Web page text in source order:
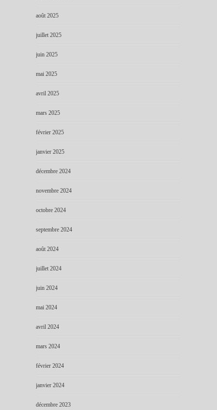
août 2025
juillet 2025
juin 2025
mai 2025
avril 2025
mars 2025
février 2025
janvier 2025
décembre 2024
novembre 2024
octobre 2024
septembre 2024
août 2024
juillet 2024
juin 2024
mai 2024
avril 2024
mars 2024
février 2024
janvier 2024
décembre 2023